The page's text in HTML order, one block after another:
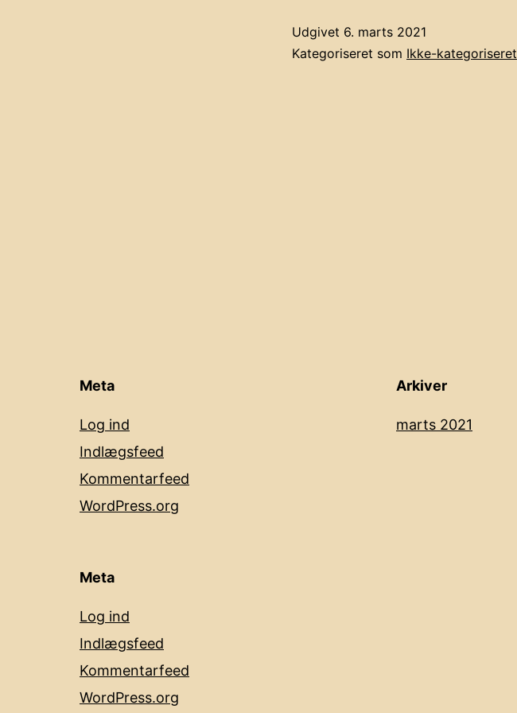
Udgivet 6. marts 2021
Kategoriseret som Ikke-kategoriseret
Meta
Log ind
Indlægsfeed
Kommentarfeed
WordPress.org
Arkiver
marts 2021
Meta
Log ind
Indlægsfeed
Kommentarfeed
WordPress.org